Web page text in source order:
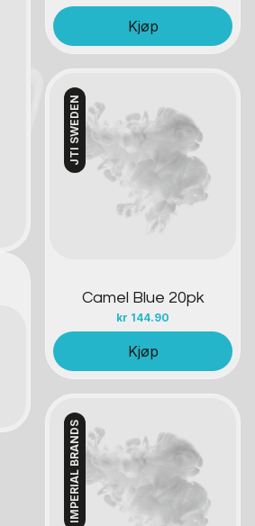
Kjøp
JTI SWEDEN
Camel Blue 20pk
kr 144.90
Kontakt oss
Kjøp
IMPERIAL BRANDS Kontakt oss